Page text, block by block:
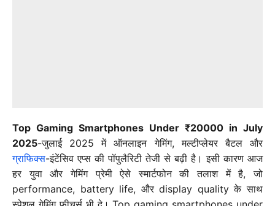
Top Gaming Smartphones Under ₹20000 in July
2025-जुलाई 2025 में ऑनलाइन गेमिंग, मल्टीप्लेयर बैटल और
ग्राफिक्स-इंटेंसिव एप्स की पॉपुलैरिटी तेजी से बढ़ी है। इसी कारण आज
हर युवा और गेमिंग प्रेमी ऐसे स्मार्टफोन की तलाश में है, जो
performance, battery life, और display quality के साथ